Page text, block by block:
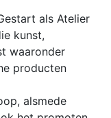
als Atelier
kunst,
waaronder
producten
alsmede